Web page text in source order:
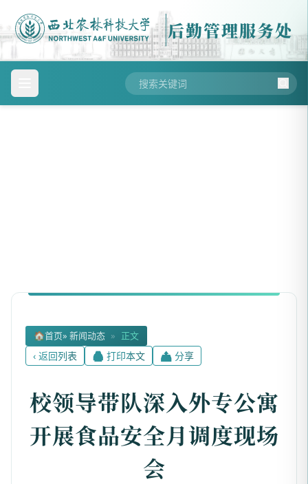
后勤管理服务处
🏠首页» 新闻动态 » 正文
‹ 返回列表 🖨 打印本文 📤 分享
校领导带队深入外专公寓
开展食品安全月调度现场
会